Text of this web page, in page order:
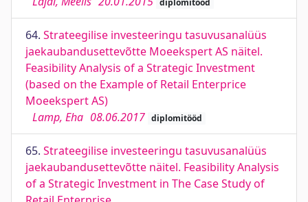
diplomitööd
64. Strateegilise investeeringu tasuvusanalüüs
jaekaubandusettevõtte Moeekspert AS näitel.
Feasibility Analysis of a Strategic Investment
(based on the Example of Retail Enterprice
Moeekspert AS)
Lamp, Eha 08.06.2017 diplomitööd
65. Strateegilise investeeringu tasuvusanalüüs
jaekaubandusettevõtte näitel. Feasibility Analysis
of a Strategic Investment in The Case Study of